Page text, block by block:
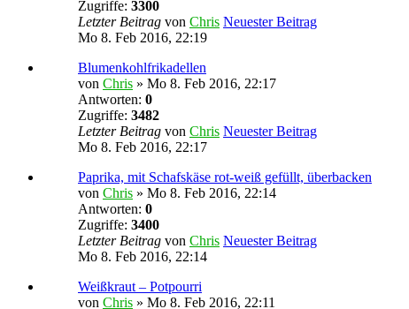
Zugriffe: 3300
Letzter Beitrag von Chris Neuester Beitrag
Mo 8. Feb 2016, 22:19
Blumenkohlfrikadellen
von Chris » Mo 8. Feb 2016, 22:17
Antworten: 0
Zugriffe: 3482
Letzter Beitrag von Chris Neuester Beitrag
Mo 8. Feb 2016, 22:17
Paprika, mit Schafskäse rot-weiß gefüllt, überbacken
von Chris » Mo 8. Feb 2016, 22:14
Antworten: 0
Zugriffe: 3400
Letzter Beitrag von Chris Neuester Beitrag
Mo 8. Feb 2016, 22:14
Weißkraut – Potpourri
von Chris » Mo 8. Feb 2016, 22:11